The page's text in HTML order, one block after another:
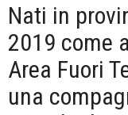
Nati in
2019 come
Area Fuori
una